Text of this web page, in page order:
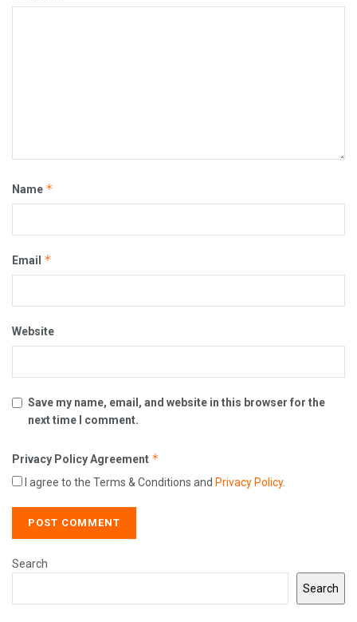
Name *
Email *
Website
Save my name, email, and website in this browser for the
next time I comment.
Privacy Policy Agreement *
I agree to the Terms & Conditions and Privacy Policy.
Search
Search